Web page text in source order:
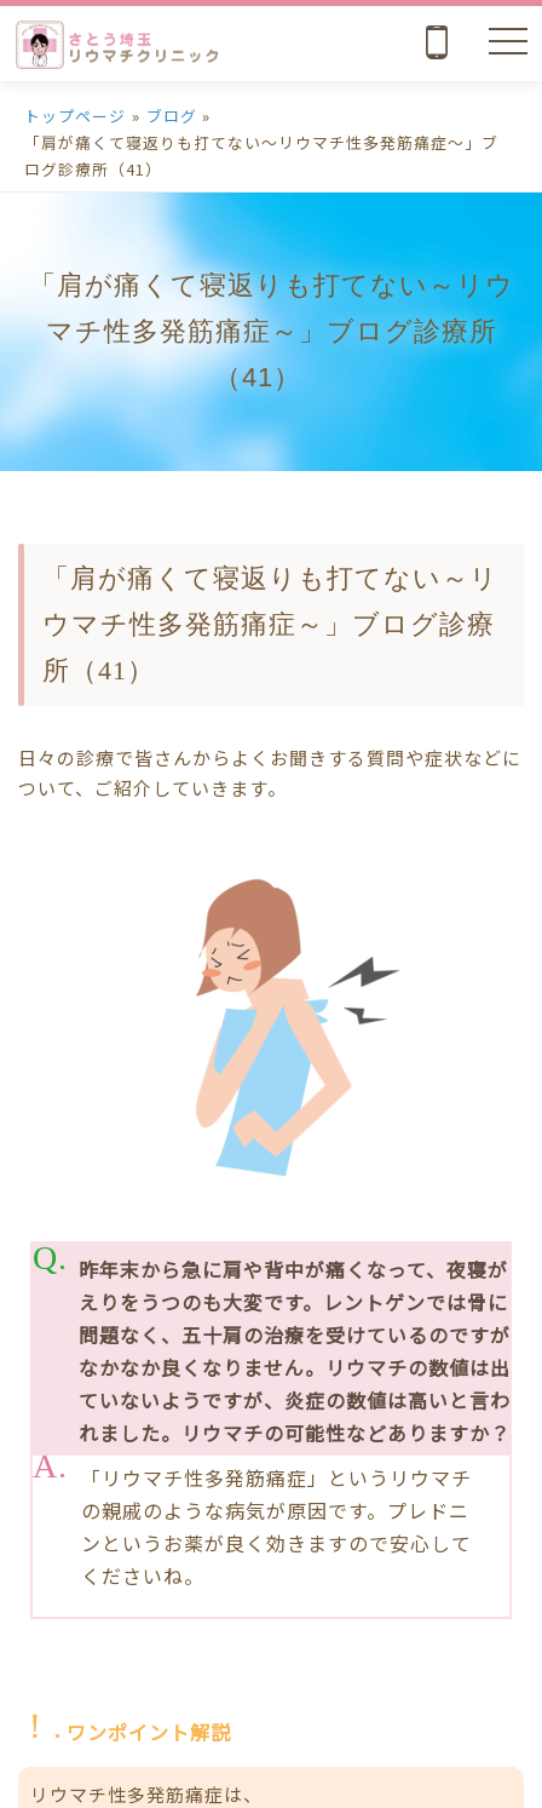
トップページ » ブログ »
「肩が痛くて寝返りも打てない～リウマチ性多発筋痛症～」ブ
ログ診療所（41）
「肩が痛くて寝返りも打てない～リウ
マチ性多発筋痛症～」ブログ診療所
（41）
「肩が痛くて寝返りも打てない～リ
ウマチ性多発筋痛症～」ブログ診療
所（41）
日々の診療で皆さんからよくお聞きする質問や症状などに
ついて、ご紹介していきます。
昨年末から急に肩や背中が痛くなって、夜寝が
えりをうつのも大変です。レントゲンでは骨に
問題なく、五十肩の治療を受けているのですが
なかなか良くなりません。リウマチの数値は出
ていないようですが、炎症の数値は高いと言わ
れました。リウマチの可能性などありますか？
「リウマチ性多発筋痛症」というリウマチ
の親戚のような病気が原因です。プレドニ
ンというお薬が良く効きますので安心して
くださいね。
ワンポイント解説
リウマチ性多発筋痛症は、